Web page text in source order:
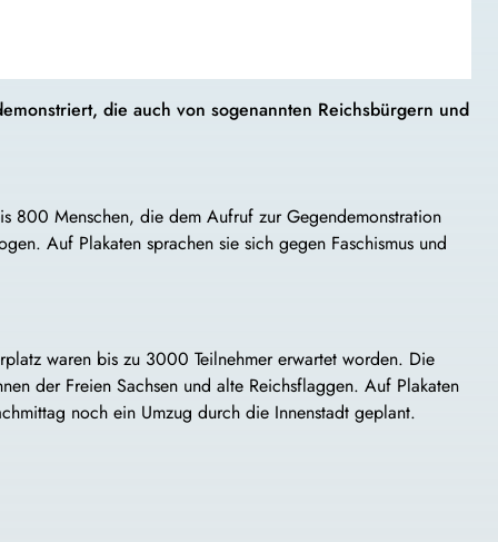
die auch von sogenannten Reichsbürgern und
800 Menschen, die dem Aufruf zur Gegendemonstration
Auf Plakaten sprachen sie sich gegen Faschismus und
waren bis zu 3000 Teilnehmer erwartet worden. Die
der Freien Sachsen und alte Reichsflaggen. Auf Plakaten
noch ein Umzug durch die Innenstadt geplant.